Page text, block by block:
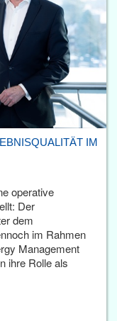
IM
operative
Der
dem
im Rahmen
Management
ihre Rolle als